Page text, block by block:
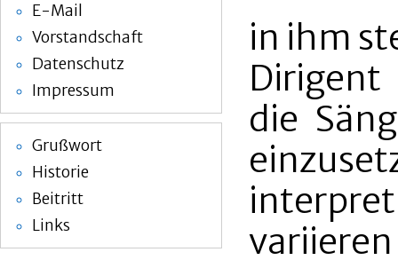
E-Mail
Vorstandschaft
Datenschutz
Impressum
Grußwort
Historie
Beitritt
Links
in ihm
Dirigent
die